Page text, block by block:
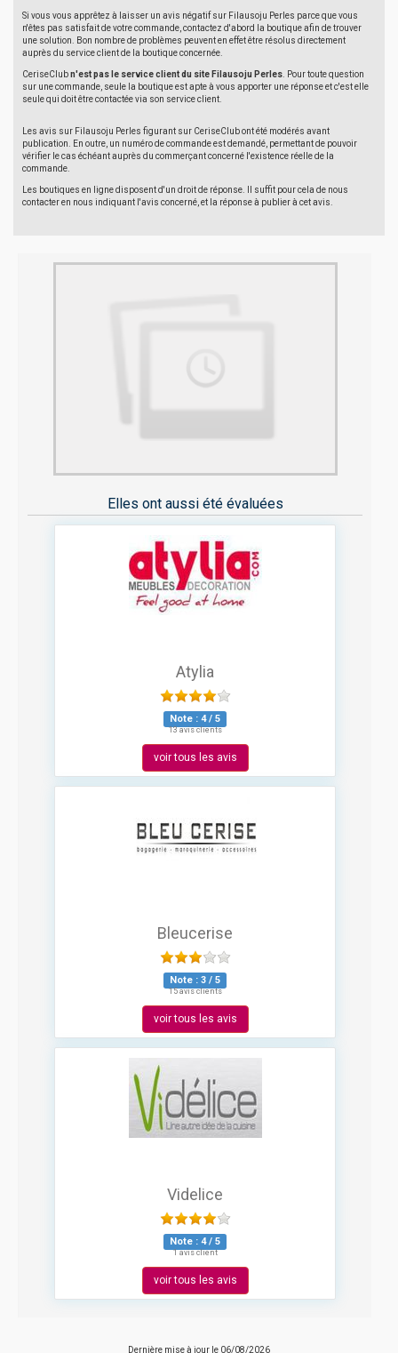
Si vous vous apprêtez à laisser un avis négatif sur Filausoju Perles parce que vous
n'êtes pas satisfait de votre commande, contactez d'abord la boutique afin de trouver
une solution. Bon nombre de problèmes peuvent en effet être résolus directement
auprès du service client de la boutique concernée.
CeriseClubn'est pas le service client du site Filausoju Perles . Pour toute question
sur une commande, seule la boutique est apte à vous apporter une réponse et c'est elle
seule qui doit être contactée via son service client.
Les avis sur Filausoju Perles figurant sur CeriseClub ont été modérés avant
publication. En outre, un numéro de commande est demandé, permettant de pouvoir
vérifier le cas échéant auprès du commerçant concerné l'existence réelle de la
commande.
Les boutiques en ligne disposent d'un droit de réponse. Il suffit pour cela de nous
contacter en nous indiquant l'avis concerné, et la réponse à publier à cet avis.
Elles ont aussi été évaluées
Atylia
Note : 4/ 5
13 avis clients
voir tous les avis
Bleucerise
Note : 3 / 5
15 avis clients
voir tous les avis
Videlice
Note : 4/ 5
1 avis client
voir tous les avis
Dernière mise à jour le 06/08/2026